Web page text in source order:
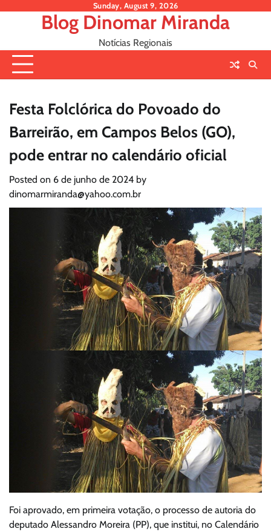
Sunday, August 9, 2026
Blog Dinomar Miranda
Notícias Regionais
Festa Folclórica do Povoado do
Barreirão, em Campos Belos (GO),
pode entrar no calendário oficial
Posted on 6 de junho de 2024 by
dinomarmiranda@yahoo.com.br
Foi aprovado, em primeira votação, o processo de autoria do
deputado Alessandro Moreira (PP), que institui, no Calendário